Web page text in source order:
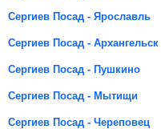
Сергиев Посад - Ярославль
Сергиев Посад - Архангельск
Сергиев Посад - Пушкино
Сергиев Посад - Мытищи
Сергиев Посад - Череповец